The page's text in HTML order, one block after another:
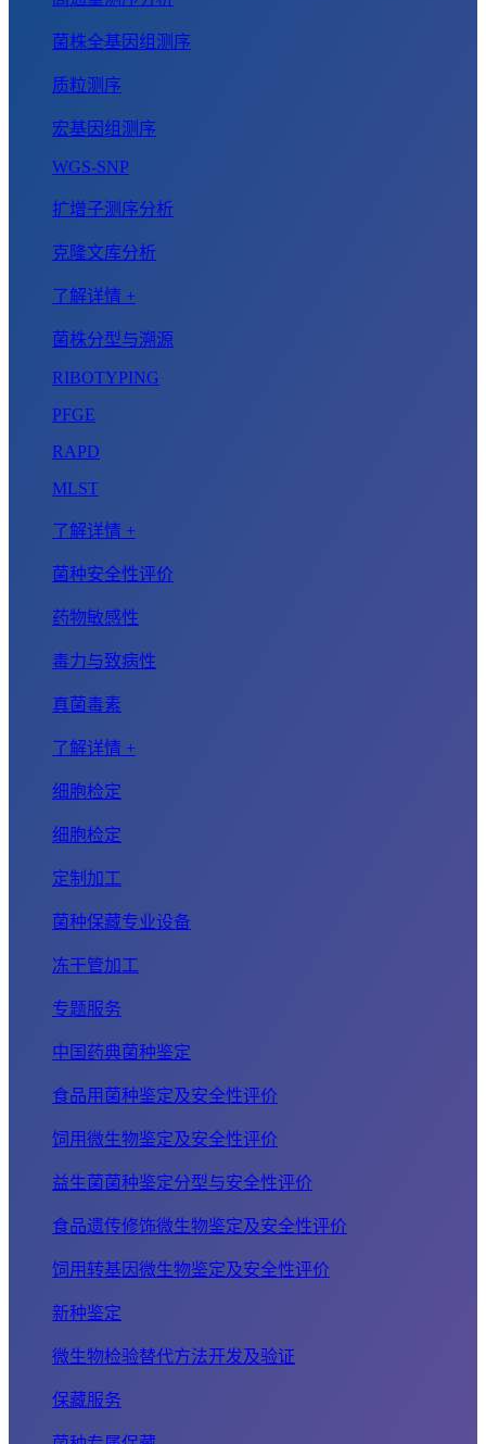
菌株全基因组测序
质粒测序
宏基因组测序
WGS-SNP
扩增子测序分析
克隆文库分析
了解详情 +
菌株分型与溯源
RIBOTYPING
PFGE
RAPD
MLST
了解详情 +
菌种安全性评价
药物敏感性
毒力与致病性
真菌毒素
了解详情 +
细胞检定
细胞检定
定制加工
菌种保藏专业设备
冻干管加工
专题服务
中国药典菌种鉴定
食品用菌种鉴定及安全性评价
饲用微生物鉴定及安全性评价
益生菌菌种鉴定分型与安全性评价
食品遗传修饰微生物鉴定及安全性评价
饲用转基因微生物鉴定及安全性评价
新种鉴定
微生物检验替代方法开发及验证
保藏服务